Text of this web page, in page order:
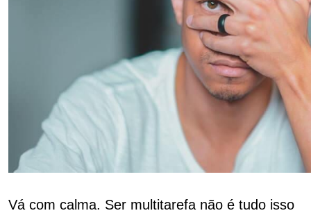
Vá com calma. Ser multitarefa não é tudo isso